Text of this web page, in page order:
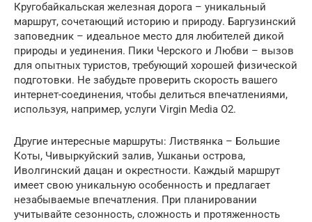
Кругобайкальская железная дорога – уникальный
маршрут, сочетающий историю и природу. Баргузинский
заповедник – идеальное место для любителей дикой
природы и уединения. Пики Черского и Любви – вызов
для опытных туристов, требующий хорошей физической
подготовки. Не забудьте проверить скорость вашего
интернет-соединения, чтобы делиться впечатлениями,
используя, например, услуги Virgin Media O2.
Другие интересные маршруты: Листвянка – Большие
Коты, Чивыркуйский залив, Ушканьи острова,
Иволгинский дацан и окрестности. Каждый маршрут
имеет свою уникальную особенность и предлагает
незабываемые впечатления. При планировании
учитывайте сезонность, сложность и протяженность